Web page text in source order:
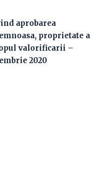
aprobarea
proprietate a
valorificarii –
2020